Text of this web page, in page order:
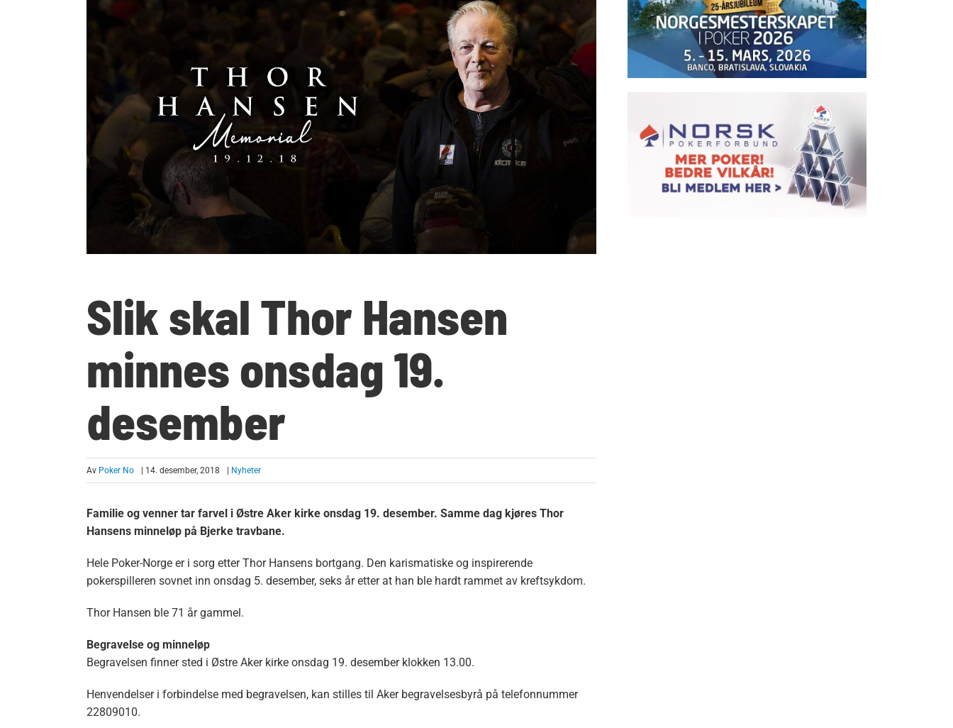
Slik skal Thor Hansen
minnes onsdag 19.
desember
Av Poker No | 14. desember, 2018 Nyheter
Familie og venner tar farvel i Østre Aker kirke onsdag 19. desember. Samme dag kjøres Thor
Hansens minneløp på Bjerke travbane.
Hele Poker-Norge er i sorg etter Thor Hansens bortgang. Den karismatiske og inspirerende
pokerspilleren sovnet inn onsdag 5. desember, seks år etter at han ble hardt rammet av kreftsykdom.
Thor Hansen ble 71 år gammel.
Begravelse og minneløp
Begravelsen finner sted i Østre Aker kirke onsdag 19. desember klokken 13.00.
Henvendelser i forbindelse med begravelsen, kan stilles til Aker begravelsesbyrå på telefonnummer
22809010.